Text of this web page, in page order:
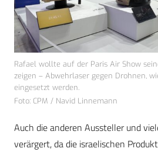
Rafael wollte auf der Paris Air Show
zeigen – Abwehrlaser gegen Drohnen,
eingesetzt werden.
Foto: CPM / Navid Linnemann
Auch die anderen Aussteller und
verärgert, da die israelischen